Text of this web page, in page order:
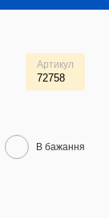
Артикул
72758
В бажання